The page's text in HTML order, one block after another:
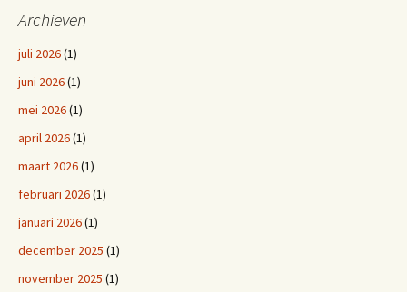
Archieven
juli 2026(1)
juni 2026(1)
mei 2026(1)
april 2026(1)
maart 2026(1)
februari 2026(1)
januari 2026(1)
december 2025 (1)
november 2025 (1)